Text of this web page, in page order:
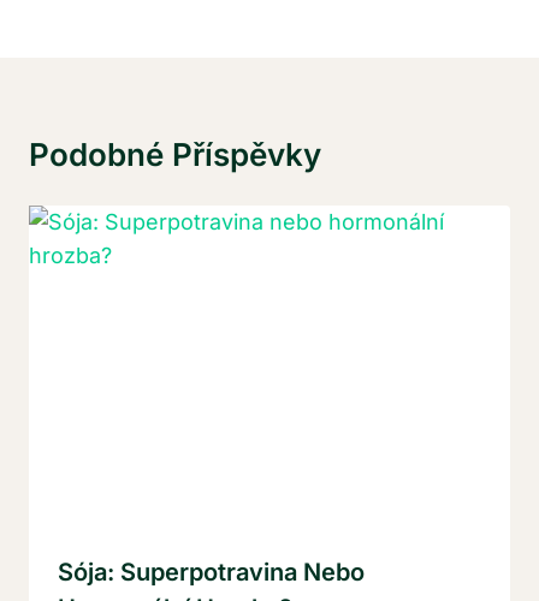
Podobné Příspěvky
Sója: Superpotravina Nebo